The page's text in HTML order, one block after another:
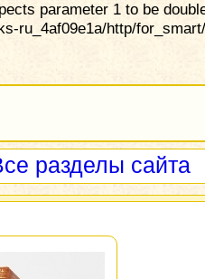
parameter 1 to be
ru_4af09e1a/http/
разделы сайта